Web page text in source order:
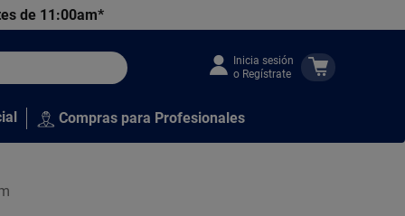
de 11:00am*
Inicia sesión
o Regístrate
Compras para Profesionales